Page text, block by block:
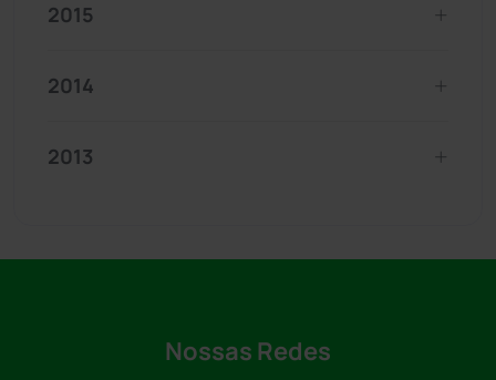
2015
2014
2013
Nossas Redes